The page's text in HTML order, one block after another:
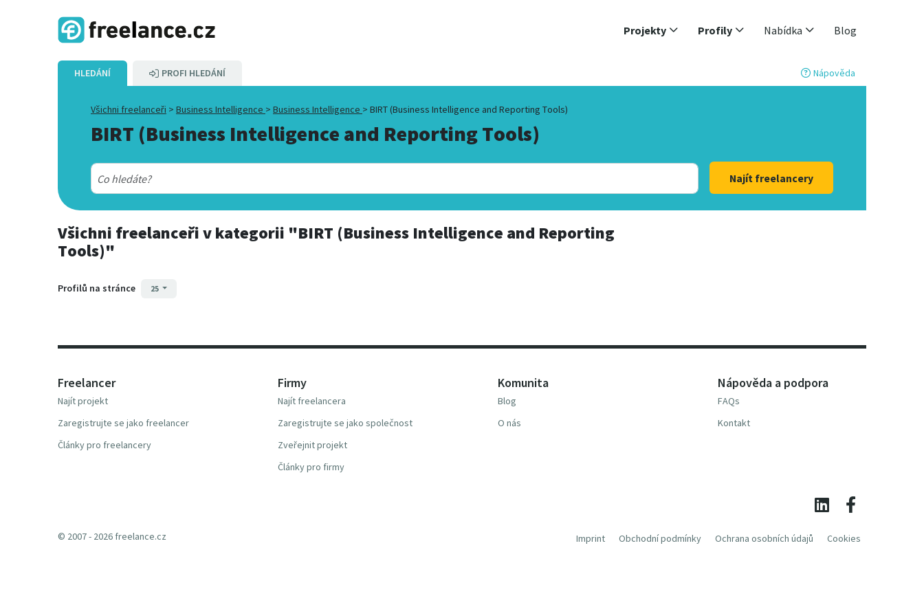
Projekty Profily Nabídka Blog
HLEDÁNÍ PROFI HLEDÁNÍ Nápověda
Všichni freelanceři > Business Intelligence > Business Intelligence > BIRT (Business Intelligence and Reporting Tools)
BIRT (Business Intelligence and Reporting Tools)
Najít freelancery
Všichni freelanceřiv kategorii "BIRT (Business Intelligence and Reporting
Tools)"
Profilů na stránce 25
Freelancer
Najít projekt
Zaregistrujte se jako freelancer
Články pro freelancery
Firmy
Najít freelancera
Zaregistrujte se jako společnost
Zveřejnit projekt
Články pro firmy
Komunita
Blog
O nás
Nápověda a podpora
FAQs
Kontakt
Imprint Obchodní podmínky Ochrana osobních údajů Cookies
© 2007 - 2026 freelance.cz